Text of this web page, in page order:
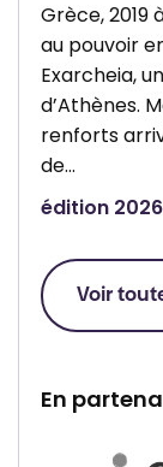
Grèce, 2019
au pouvoir
Exarcheia,
d’Athènes.
renforts
de…
édition 2026
Voir
En
P